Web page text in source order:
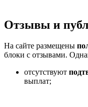
Отзывы и
На сайте размещены
блоки с отзывами.
отсутствуют
выплат;